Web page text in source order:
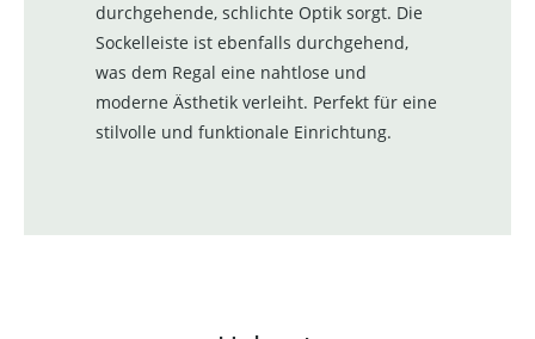
durchgehende, schlichte Optik sorgt. Die
Sockelleiste ist ebenfalls durchgehend,
was dem Regal eine nahtlose und
moderne Ästhetik verleiht. Perfekt für eine
stilvolle und funktionale Einrichtung.